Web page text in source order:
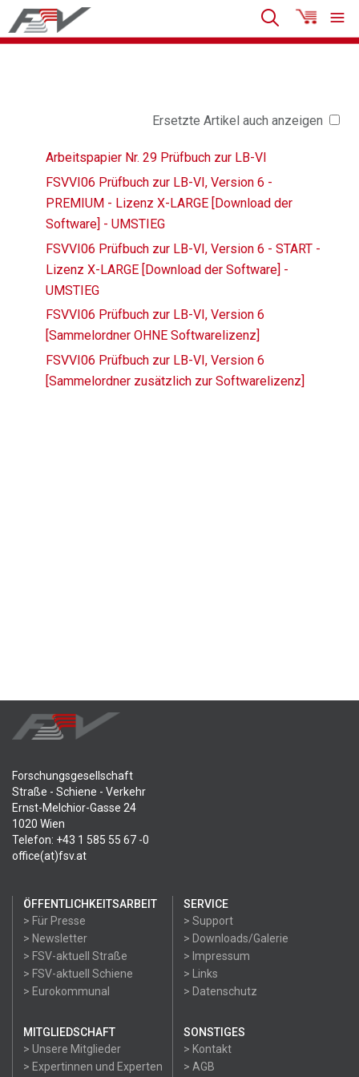
Ersetzte Artikel auch anzeigen
Arbeitspapier Nr. 29 Prüfbuch zur LB-VI
FSVVI06 Prüfbuch zur LB-VI, Version 6 -
PREMIUM - Lizenz X-LARGE [Download der
Software] - UMSTIEG
FSVVI06 Prüfbuch zur LB-VI, Version 6 - START -
Lizenz X-LARGE [Download der Software] -
UMSTIEG
FSVVI06 Prüfbuch zur LB-VI, Version 6
[Sammelordner OHNE Softwarelizenz]
FSVVI06 Prüfbuch zur LB-VI, Version 6
[Sammelordner zusätzlich zur Softwarelizenz]
Forschungsgesellschaft
Straße - Schiene - Verkehr
Ernst-Melchior-Gasse 24
1020 Wien
Telefon: +43 1 585 55 67 -0
office(at)fsv.at
ÖFFENTLICHKEITSARBEIT
> Für Presse
> Newsletter
> FSV-aktuell Straße
> FSV-aktuell Schiene
> Eurokommunal
SERVICE
> Support
> Downloads/Galerie
> Impressum
> Links
> Datenschutz
MITGLIEDSCHAFT
> Unsere Mitglieder
> Expertinnen und Experten
SONSTIGES
> Kontakt
> AGB